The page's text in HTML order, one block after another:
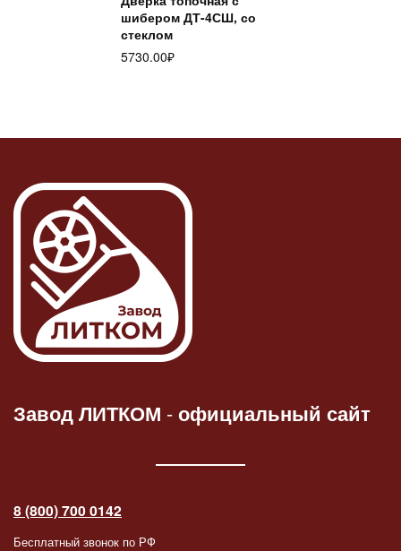
шибером ДТ-4СШ, со
стеклом
5730.00₽
Завод ЛИТКОМ -официальный сайт
8 (800) 700 0142
Бесплатный звонок по РФ